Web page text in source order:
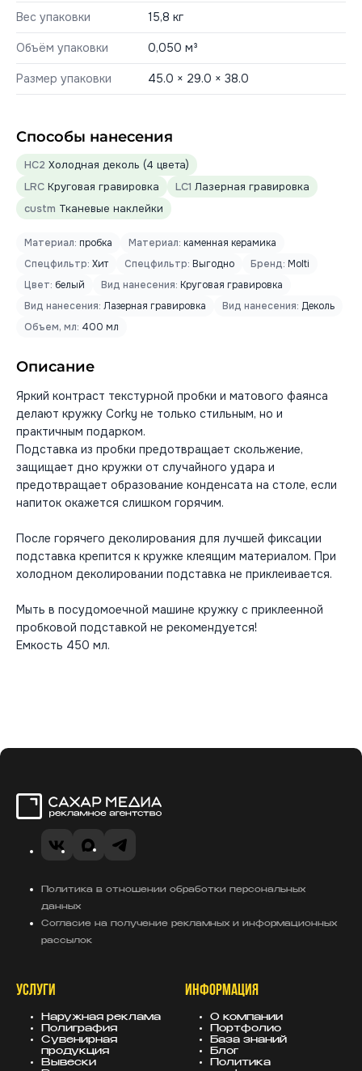
Вес упаковки 15,8 кг
Объём упаковки 0,050 м³
Размер упаковки 45.0 × 29.0 × 38.0
Способы нанесения
HC2 Холодная деколь (4 цвета)
LRC Круговая гравировка LC1 Лазерная гравировка
custm Тканевые наклейки
Материал: пробка Материал: каменная керамика
Спецфильтр: Хит Спецфильтр: Выгодно Бренд: Molti
Цвет: белый Вид нанесения: Круговая гравировка
Вид нанесения: Лазерная гравировка Вид нанесения: Деколь
Объем, мл: 400 мл
Описание
Яркий контраст текстурной пробки и матового фаянса
делают кружку Corky не только стильным, но и
практичным подарком.
Подставка из пробки предотвращает скольжение,
защищает дно кружки от случайного удара и
предотвращает образование конденсата на столе, если
напиток окажется слишком горячим.
После горячего деколирования для лучшей фиксации
подставка крепится к кружке клеящим материалом. При
холодном деколировании подставка не приклеивается.
Мыть в посудомоечной машине кружку с приклеенной
пробковой подставкой не рекомендуется!
Емкость 450 мл.
VK MAXTelegram
Политика в отношении обработки персональных
данных
Согласие на получение рекламных и информационных
рассылок
УСЛУГИ
Наружная реклама
Полиграфия
Сувенирная
продукция
Вывески
ИНФОРМАЦИЯ
О компании
Портфолио
База знаний
Блог
Политика